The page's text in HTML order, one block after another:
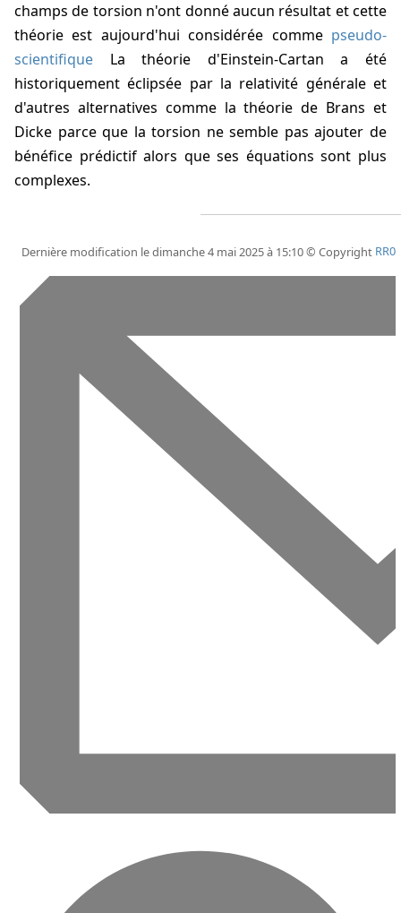
champs de torsion n'ont donné aucun résultat et cette
théorie est aujourd'hui considérée comme pseudo-
scientifique La théorie d'Einstein-Cartan a été
historiquement éclipsée par la relativité générale et
d'autres alternatives comme la théorie de Brans et
Dicke parce que la torsion ne semble pas ajouter de
bénéfice prédictif alors que ses équations sont plus
complexes.
Dernière modification le dimanche 4 mai 2025 à 15:10 © Copyright RR0